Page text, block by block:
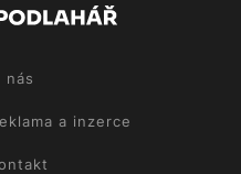
nás
a inzerce